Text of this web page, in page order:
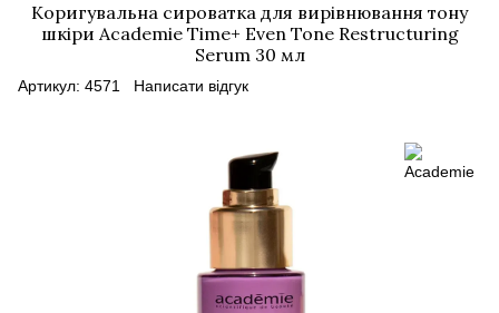
Коригувальна сироватка для вирівнювання тону
шкіри Academie Time+ Even Tone Restructuring
Serum 30 мл
Артикул: 4571 Написати відгук